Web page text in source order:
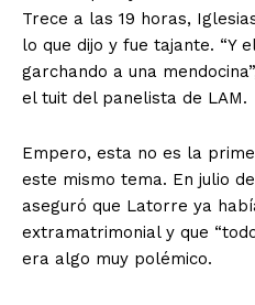
Trece a las 19 horas,
lo que dijo y fue tajante. “Y
garchando a una
el tuit del panelista de LAM.
Empero, esta no es la
este mismo tema. En julio
aseguró que Latorre ya
extramatrimonial y que
era algo muy polémico.